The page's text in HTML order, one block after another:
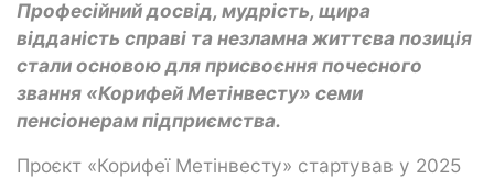
Професійний досвід, мудрість, щира
відданість справі та незламна життєва позиція
стали основою для присвоєння почесного
звання «Корифей Метінвесту» семи
пенсіонерам підприємства.
Проєкт «Корифеї Метінвесту» стартував у 2025